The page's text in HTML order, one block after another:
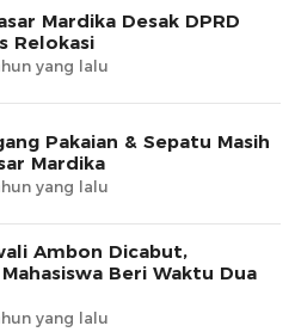
Mardika Desak DPRD
Relokasi
yang lalu
Pakaian & Sepatu Masih
Mardika
yang lalu
Ambon Dicabut,
Beri Waktu Dua
yang lalu